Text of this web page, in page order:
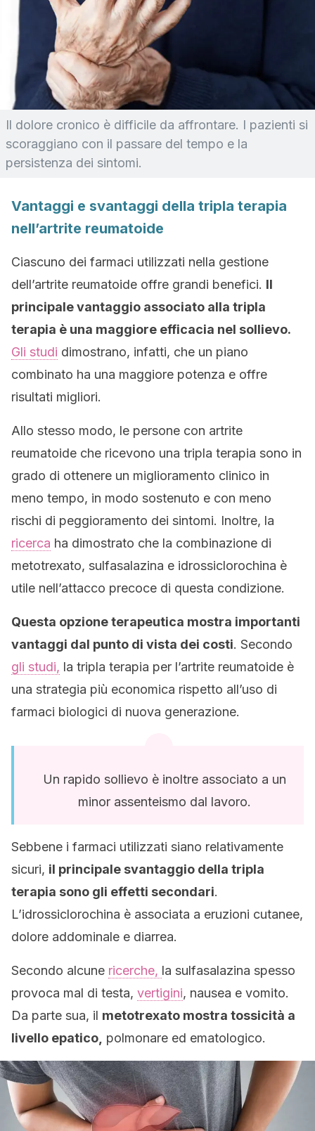
Il dolore cronico è difficile da affrontare. I pazienti si
scoraggiano con il passare del tempo e la
persistenza dei sintomi.
Vantaggi e svantaggi della tripla terapia
nell’artrite reumatoide
Ciascuno dei farmaci utilizzati nella gestione
dell’artrite reumatoide offre grandi benefici. Il
principale vantaggio associato alla tripla
terapia è una maggiore efficacia nel sollievo.
Gli studi dimostrano, infatti, che un piano
combinato ha una maggiore potenza e offre
risultati migliori.
Allo stesso modo, le persone con artrite
reumatoide che ricevono una tripla terapia sono in
grado di ottenere un miglioramento clinico in
meno tempo, in modo sostenuto e con meno
rischi di peggioramento dei sintomi. Inoltre, la
ricerca ha dimostrato che la combinazione di
metotrexato, sulfasalazina e idrossiclorochina è
utile nell’attacco precoce di questa condizione.
Questa opzione terapeutica mostra importanti
vantaggi dal punto di vista dei costi. Secondo
gli studi, la tripla terapia per l’artrite reumatoide è
una strategia più economica rispetto all’uso di
farmaci biologici di nuova generazione.
Un rapido sollievo è inoltre associato a un
minor assenteismo dal lavoro.
Sebbene i farmaci utilizzati siano relativamente
sicuri, il principale svantaggio della tripla
terapia sono gli effetti secondari.
L’idrossiclorochina è associata a eruzioni cutanee,
dolore addominale e diarrea.
Secondo alcune ricerche, la sulfasalazina spesso
provoca mal di testa, vertigini, nausea e vomito.
Da parte sua, il metotrexato mostra tossicità a
livello epatico, polmonare ed ematologico.